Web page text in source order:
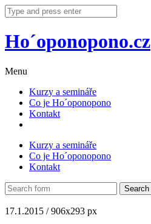
Ho´oponopono.cz
Menu
Kurzy a semináře
Co je Ho´oponopono
Kontakt
Kurzy a semináře
Co je Ho´oponopono
Kontakt
17.1.2015 /906x293 px